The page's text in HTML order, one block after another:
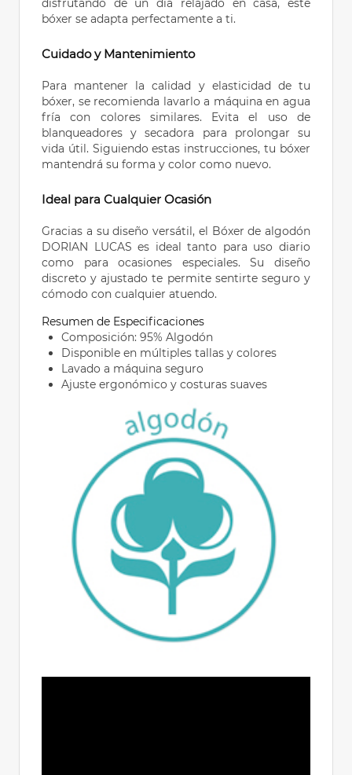
disfrutando de un día relajado en casa, este
bóxer se adapta perfectamente a ti.
Cuidado y Mantenimiento
Para mantener la calidad y elasticidad de tu
bóxer, se recomienda lavarlo a máquina en agua
fría con colores similares. Evita el uso de
blanqueadores y secadora para prolongar su
vida útil. Siguiendo estas instrucciones, tu bóxer
mantendrá su forma y color como nuevo.
Ideal para Cualquier Ocasión
Gracias a su diseño versátil, el Bóxer de algodón
DORIAN LUCAS es ideal tanto para uso diario
como para ocasiones especiales. Su diseño
discreto y ajustado te permite sentirte seguro y
cómodo con cualquier atuendo.
Resumen de Especificaciones
Composición: 95% Algodón
Disponible en múltiples tallas y colores
Lavado a máquina seguro
Ajuste ergonómico y costuras suaves